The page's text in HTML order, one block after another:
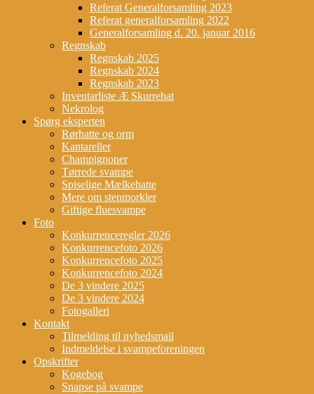
Referat Generalforsamling 2023
Referat generalforsamling 2022
Generalforsamling d. 20. januar 2016
Regnskab
Regnskab 2025
Regnskab 2024
Regnskab 2023
Inventarliste Æ Skurrehat
Nekrolog
Spørg eksperten
Rørhatte og orm
Kantareller
Champignoner
Tørrede svampe
Spiselige Mælkehatte
Mere om stenmorkler
Giftige fluesvampe
Foto
Konkurrenceregler 2026
Konkurrencefoto 2026
Konkurrencefoto 2025
Konkurrencefoto 2024
De 3 vindere 2025
De 3 vindere 2024
Fotogalleri
Kontakt
Tilmelding til nyhedsmail
Indmeldelse i svampeforeningen
Opskrifter
Kogebog
Snapse på svampe